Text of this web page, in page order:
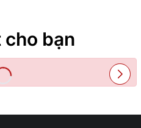
bạn